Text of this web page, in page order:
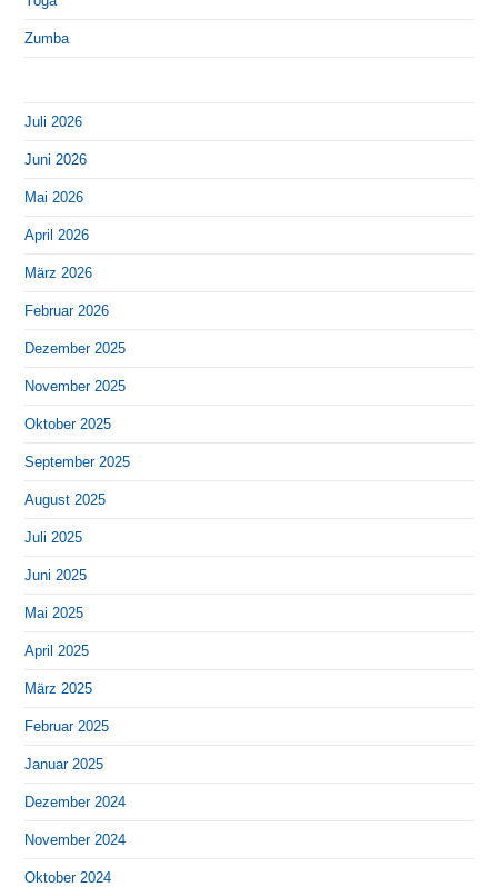
Zumba
Juli 2026
Juni 2026
Mai 2026
April 2026
März 2026
Februar 2026
Dezember 2025
November 2025
Oktober 2025
September 2025
August 2025
Juli 2025
Juni 2025
Mai 2025
April 2025
März 2025
Februar 2025
Januar 2025
Dezember 2024
November 2024
Oktober 2024